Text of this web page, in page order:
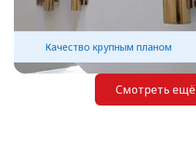
Качество крупным планом
Смотреть ещё